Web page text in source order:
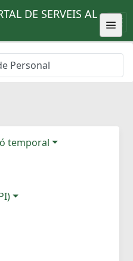
DE SERVEIS AL
Personal
temporal